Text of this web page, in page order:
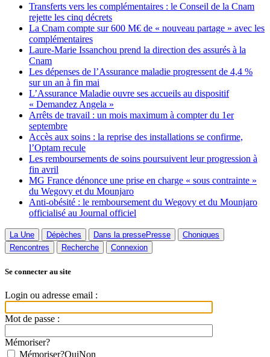
Transferts vers les complémentaires : le Conseil de la Cnam
rejette les cinq décrets
La Cnam compte sur 600 M€ de « nouveau partage » avec les
complémentaires
Laure-Marie Issanchou prend la direction des assurés à la
Cnam
Les dépenses de l’Assurance maladie progressent de 4,4 %
sur un an à fin mai
L’Assurance Maladie ouvre ses accueils au dispositif
« Demandez Angela »
Arrêts de travail : un mois maximum à compter du 1er
septembre
Accès aux soins : la reprise des installations se confirme,
l’Optam recule
Les remboursements de soins poursuivent leur progression à
fin avril
MG France dénonce une prise en charge « sous contrainte »
du Wegovy et du Mounjaro
Anti-obésité : le remboursement du Wegovy et du Mounjaro
officialisé au Journal officiel
La Une Dépèches Dans la pressePresse
Choniques
Rencontres
Recherche Connexion
Se connecter au site
Login ou adresse email :
Mot de passe :
Mémoriser?
Mémoriser?OuiNon